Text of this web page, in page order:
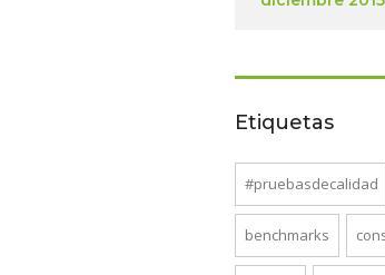
Etiquetas
#pruebasdecalidad
benchmarks